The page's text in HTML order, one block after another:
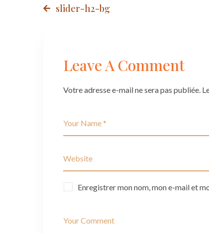
Post
slider-h2-bg
Leave A Comment
Votre adresse e-mail ne sera pas publiée.
Enregistrer mon nom, mon e-mail et